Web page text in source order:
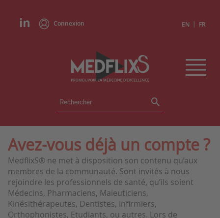
Connexion EN | FR
ÉVÉNEMENTS
INSTITUTIONS
ACADÉMIES
EXPERTS
REVUES DE PRESSE
Avez-vous déjà un compte ?
MedflixS® ne met à disposition son contenu qu’aux
membres de la communauté. Sont invités à nous
rejoindre les professionnels de santé, qu’ils soient
Médecins, Pharmaciens, Maïeuticiens,
Kinésithérapeutes, Dentistes, Infirmiers,
Orthophonistes, Etudiants, ou autres. Lors de